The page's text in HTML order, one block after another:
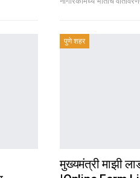
पुणे शहर
मुख्यमंत्री माझी